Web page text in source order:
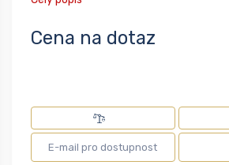
Cena na dotaz